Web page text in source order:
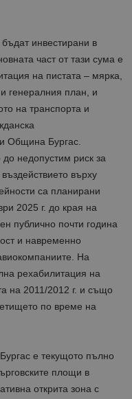
инвестирани в
част от тази сума е
на пистата – мярка,
генералния план, и
на транспорта и
Община Бургас.
недопустим риск за
върху
са планирани
2025 г. до края на
публично почти година
и навременно
На
рехабилитация на
на 2011/2012 г. и също
по време на
е текущото пълно
площи в
открита зона с